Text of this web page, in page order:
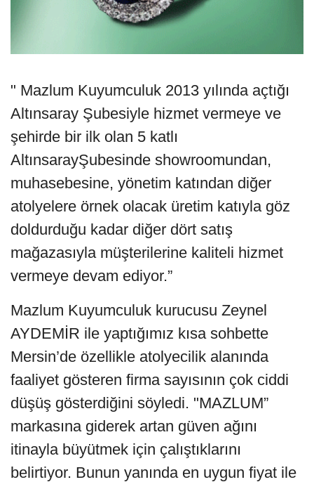
" Mazlum Kuyumculuk 2013 yılında açtığı
Altınsaray Şubesiyle hizmet vermeye ve
şehirde bir ilk olan 5 katlı
AltınsarayŞubesinde showroomundan,
muhasebesine, yönetim katından diğer
atolyelere örnek olacak üretim katıyla göz
doldurduğu kadar diğer dört satış
mağazasıyla müşterilerine kaliteli hizmet
vermeye devam ediyor.”
Mazlum Kuyumculuk kurucusu Zeynel
AYDEMİR ile yaptığımız kısa sohbette
Mersin’de özellikle atolyecilik alanında
faaliyet gösteren firma sayısının çok ciddi
düşüş gösterdiğini söyledi. "MAZLUM”
markasına giderek artan güven ağını
itinayla büyütmek için çalıştıklarını
belirtiyor. Bunun yanında en uygun fiyat ile